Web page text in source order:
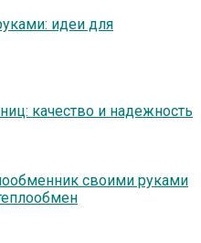
идеи для
качество и надежность
своими руками